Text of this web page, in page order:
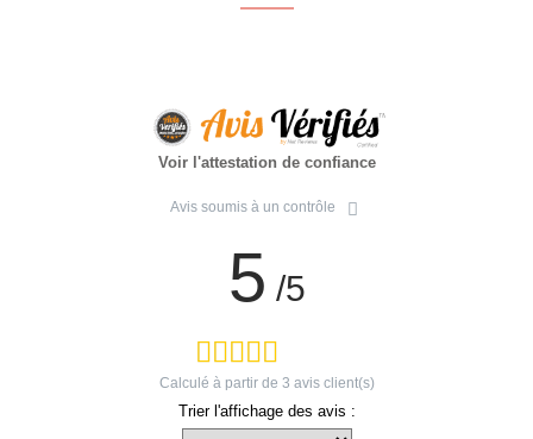
Voir l'attestation de confiance
Avis soumis à un contrôle
5 /5
Calculé à partir de 3 avis client(s)
Trier l'affichage des avis :